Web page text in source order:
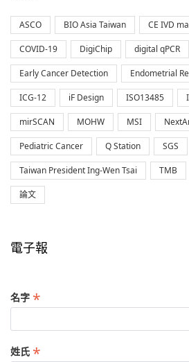
ASCO BIO Asia Taiwan CE IVD
COVID-19 DigiChip digital qPCR
Early Cancer Detection Endometrial
ICG-12 iF Design ISO13485
mirSCAN MOHW MSI
Pediatric Cancer Q Station SGS
Taiwan President Ing-Wen Tsai TMB
論文
電子報
名字 *
姓氏 *